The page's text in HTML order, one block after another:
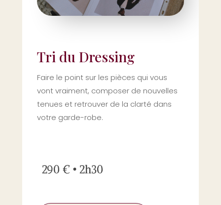
Tri du Dressing
Faire le point sur les pièces qui vous
vont vraiment, composer de nouvelles
tenues et retrouver de la clarté dans
votre garde-robe.
290 € • 2h30